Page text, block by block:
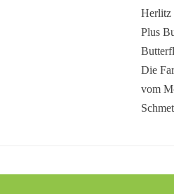
Herlitz
Plus
Die
vom